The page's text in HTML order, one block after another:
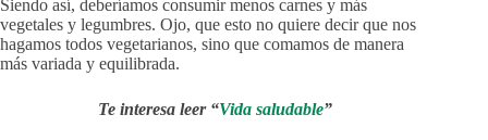
Siendo así, deberíamos consumir menos carnes y más
vegetales y legumbres. Ojo, que esto no quiere decir que nos
hagamos todos vegetarianos, sino que comamos de manera
más variada y equilibrada.
Te interesa leer “Vida saludable”